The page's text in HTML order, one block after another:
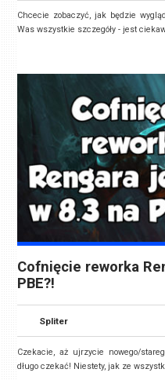
Chcecie zobaczyć, jak będzie
Was wszystkie szczegóły - jest
Cofnięcie reworka
PBE?!
Spliter
Czekacie, aż ujrzycie nowego/
długo czekać! Niestety, jak ze